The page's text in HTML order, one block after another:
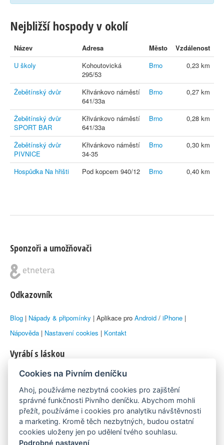
Nejbližší hospody v okolí
Název Adresa Město
Vzdálenost
U školy
Kohoutovická
295/53
Brno 0,23 km
Žebětínský dvůr
Křivánkovo náměstí
641/33a
Brno 0,27 km
Žebětínský dvůr
SPORT BAR
Křivánkovo náměstí
641/33a
Brno 0,28 km
Žebětínský dvůr
PIVNICE
Křivánkovo náměstí
34-35
Brno 0,30 km
Hospůdka Na hřišti Pod kopcem 940/12 Brno 0,40 km
Sponzoři a umožňovači
Odkazovník
Blog | Nápady & připomínky | Aplikace pro Android / iPhone |
Nápověda | Nastavení cookies | Kontakt
Vyrábí s láskou
© 2010–2026 byLukáš Zemanaka Emka
Máme rádi
Pivní.info
Cookies na Pivním deníčku
Ahoj, používáme nezbytná cookies pro zajištění
správné funkčnosti Pivního deníčku. Abychom mohli
přežít, používáme i cookies pro analytiku návštěvnosti
a marketing. Kromě těch nezbytných, budou ostatní
cookies uloženy jen po udělení tvého souhlasu.
Podrobné nastavení